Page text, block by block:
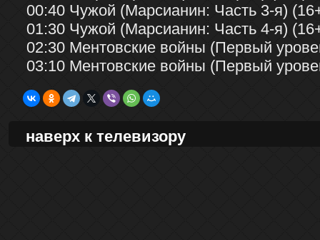
00:40 Чужой (Марсианин: Часть 3-я)
01:30 Чужой (Марсианин: Часть 4-я)
02:30 Ментовские войны (Первый
03:10 Ментовские войны (Первый
наверх к телевизору